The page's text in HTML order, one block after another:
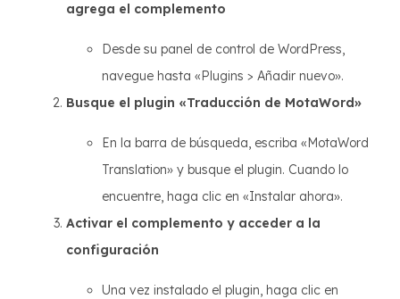
agrega el complemento
Desde su panel de control de WordPress,
navegue hasta «Plugins > Añadir nuevo».
Busque el plugin «Traducción de MotaWord»
En la barra de búsqueda, escriba «MotaWord
Translation» y busque el plugin. Cuando lo
encuentre, haga clic en «Instalar ahora».
Activar el complemento y acceder a la
configuración
Una vez instalado el plugin, haga clic en